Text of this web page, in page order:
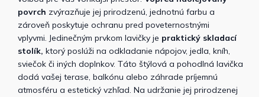
povrch zvýrazňuje jej prirodzenú, jednotnú farbu a
zároveň poskytuje ochranu pred poveternostnými
vplyvmi. Jedinečným prvkom lavičky je praktický skladací
stolík, ktorý poslúži na odkladanie nápojov, jedla, kníh,
sviečok či iných doplnkov. Táto štýlová a pohodlná lavička
dodá vašej terase, balkónu alebo záhrade príjemnú
atmosféru a estetický vzhľad. Na udržanie jej prirodzenej